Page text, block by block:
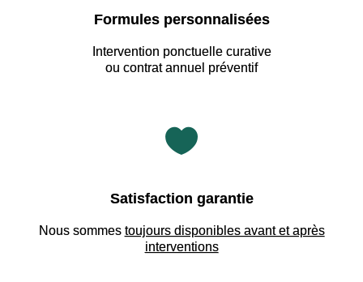
Formules personnalisées
Intervention ponctuelle curative
ou contrat annuel préventif

Satisfaction garantie
Nous sommes toujours disponibles avant et après
interventions